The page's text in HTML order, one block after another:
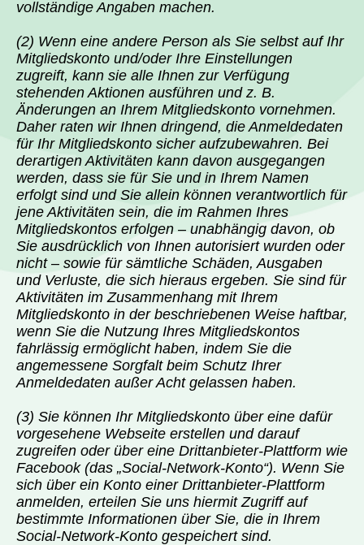
vollständige Angaben machen.
(2) Wenn eine andere Person als Sie selbst auf Ihr
Mitgliedskonto und/oder Ihre Einstellungen
zugreift, kann sie alle Ihnen zur Verfügung
stehenden Aktionen ausführen und z. B.
Änderungen an Ihrem Mitgliedskonto vornehmen.
Daher raten wir Ihnen dringend, die Anmeldedaten
für Ihr Mitgliedskonto sicher aufzubewahren. Bei
derartigen Aktivitäten kann davon ausgegangen
werden, dass sie für Sie und in Ihrem Namen
erfolgt sind und Sie allein können verantwortlich für
jene Aktivitäten sein, die im Rahmen Ihres
Mitgliedskontos erfolgen – unabhängig davon, ob
Sie ausdrücklich von Ihnen autorisiert wurden oder
nicht – sowie für sämtliche Schäden, Ausgaben
und Verluste, die sich hieraus ergeben. Sie sind für
Aktivitäten im Zusammenhang mit Ihrem
Mitgliedskonto in der beschriebenen Weise haftbar,
wenn Sie die Nutzung Ihres Mitgliedskontos
fahrlässig ermöglicht haben, indem Sie die
angemessene Sorgfalt beim Schutz Ihrer
Anmeldedaten außer Acht gelassen haben.
(3) Sie können Ihr Mitgliedskonto über eine dafür
vorgesehene Webseite erstellen und darauf
zugreifen oder über eine Drittanbieter-Plattform wie
Facebook (das „Social-Network-Konto“). Wenn Sie
sich über ein Konto einer Drittanbieter-Plattform
anmelden, erteilen Sie uns hiermit Zugriff auf
bestimmte Informationen über Sie, die in Ihrem
Social-Network-Konto gespeichert sind.